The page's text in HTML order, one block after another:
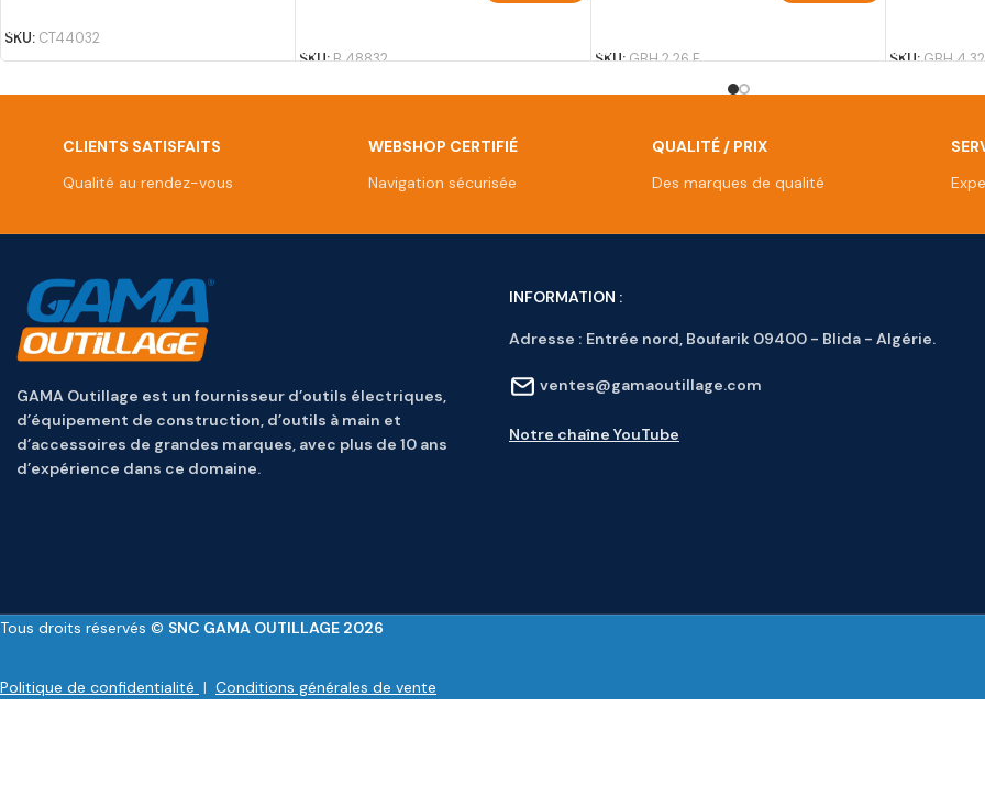
SKU: CT44032
SKU:B 48832 SKU:GBH 2 26 F SKU:GBH 4
CLIENTS SATISFAITS
Qualité au rendez-vous
WEBSHOP CERTIFIÉ
Navigation sécurisée
QUALITÉ / PRIX
Des marques de qualité
GAMA Outillage est un fournisseur d’outils électriques,
d’équipement de construction, d’outils à main et
d’accessoires de grandes marques, avec plus de 10 ans
d’expérience dans ce domaine.
INFORMATION :
Adresse : Entrée nord, Boufarik 09400 - Blida - Algérie.
ventes@gamaoutillage.com
Notre chaîne YouTube
Tous droits réservés © SNC GAMA OUTILLAGE 2026
Politique de confidentialité | Conditions générales de vente